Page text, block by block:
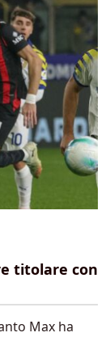
titolare con
Max ha